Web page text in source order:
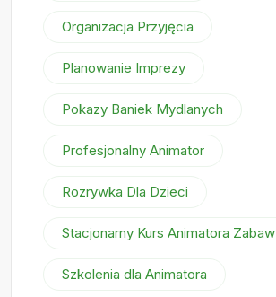
Organizacja Przyjęcia
Planowanie Imprezy
Pokazy Baniek Mydlanych
Profesjonalny Animator
Rozrywka Dla Dzieci
Stacjonarny Kurs Animatora Zabaw
Szkolenia dla Animatora